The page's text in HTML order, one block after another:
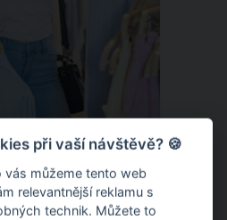
letních veder. V
vám bude velmi
ke 30 stupňům a
při vaší návštěvě? 🍪
vás můžeme tento web
relevantnější reklamu s
technik. Můžete to